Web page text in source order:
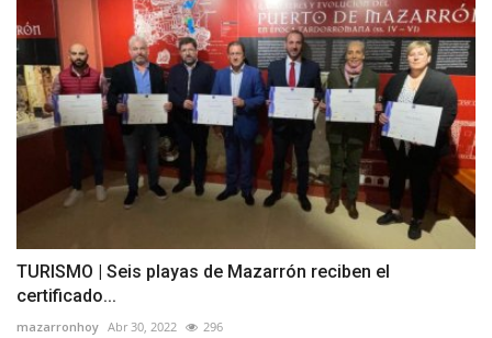
TURISMO | Seis playas de Mazarrón reciben el
certificado...
mazarronhoy Abr 30, 2022 296